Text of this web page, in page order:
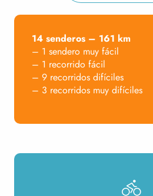
14 senderos – 161 km
– 1 sendero muy fácil
– 1 recorrido fácil
– 9 recorridos difíciles
– 3 recorridos muy difíciles